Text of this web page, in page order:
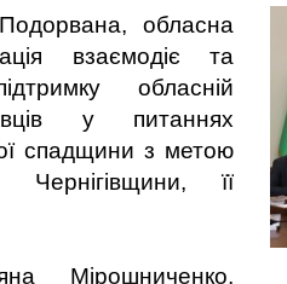
обласна
взаємодіє та
обласній
у питаннях
спадщини з метою
Чернігівщини, її
Мірошниченко,